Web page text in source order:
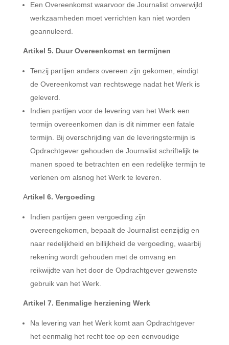
Een Overeenkomst waarvoor de Journalist onverwijld
werkzaamheden moet verrichten kan niet worden
geannuleerd.
Artikel 5. Duur Overeenkomst en termijnen
Tenzij partijen anders overeen zijn gekomen, eindigt
de Overeenkomst van rechtswege nadat het Werk is
geleverd.
Indien partijen voor de levering van het Werk een
termijn overeenkomen dan is dit nimmer een fatale
termijn. Bij overschrijding van de leveringstermijn is
Opdrachtgever gehouden de Journalist schriftelijk te
manen spoed te betrachten en een redelijke termijn te
verlenen om alsnog het Werk te leveren.
Artikel 6. Vergoeding
Indien partijen geen vergoeding zijn
overeengekomen, bepaalt de Journalist eenzijdig en
naar redelijkheid en billijkheid de vergoeding, waarbij
rekening wordt gehouden met de omvang en
reikwijdte van het door de Opdrachtgever gewenste
gebruik van het Werk.
Artikel 7. Eenmalige herziening Werk
Na levering van het Werk komt aan Opdrachtgever
het eenmalig het recht toe op een eenvoudige